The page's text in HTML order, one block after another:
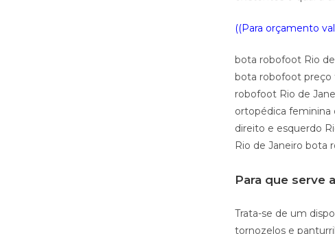
((Para orçamento
bota robofoot Rio
bota robofoot preço
robofoot Rio de
ortopédica
direito e esquerdo
Rio de Janeiro bota
Para que serve
Trata-se de um
tornozelos e